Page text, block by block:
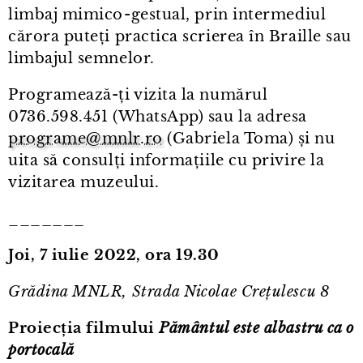
limbaj mimico⁠-⁠gestual, prin intermediul
cărora puteți practica scrierea în Braille sau
limbajul semnelor.
Programează-ți vizita la numărul
0736.598.451 (WhatsApp) sau la adresa
programe@mnlr.ro(Gabriela Toma) și nu
uita să consulți informațiile cu privire la
vizitarea muzeului.
Joi, 7 iulie 2022, ora 19.30
Grădina MNLR, Strada Nicolae Crețulescu 8
Proiecția filmuluiPământul este albastru ca o
portocală